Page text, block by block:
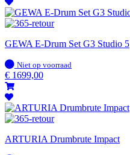
GEWA E-Drum Set G3 Studio 5
Op
voorraad
Niet op voorraad
€ 1699,00
ARTURIA Drumbrute Impact